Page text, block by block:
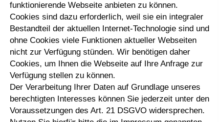
funktionierende Webseite anbieten zu können.
Cookies sind dazu erforderlich, weil sie ein integraler
Bestandteil der aktuellen Internet-Technologie sind und
ohne Cookies viele Funktionen aktueller Webseiten
nicht zur Verfügung stünden. Wir benötigen daher
Cookies, um Ihnen die Webseite auf Ihre Anfrage zur
Verfügung stellen zu können.
Der Verarbeitung Ihrer Daten auf Grundlage unseres
berechtigten Interesses können Sie jederzeit unter den
Voraussetzungen des Art. 21 DSGVO widersprechen.